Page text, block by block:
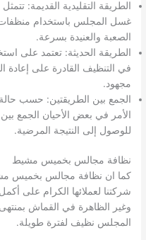
الطريقة التقليدية القديمة:
غسل المجلس باستخدام منظفات
الصعبة والعنيدة بسرعة.
الطريقة الحديثة: تعتمد على
في التنظيف القادرة على
مجهود.
الجمع بين الطريقتين: حسب
الأمر في بعض الأحيان الجمع بين
للوصول إلى النتيجة المرضية.
نظافة مجالس بخميس مشيط
كما ان نظافة مجالس بخميس
شركتنا لعملائها الكرام على
وغير الظاهرة في القماش بمنتهى
المجلس نظيف لفترة طويلة.